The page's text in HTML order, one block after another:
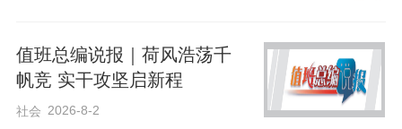
值班总编说报｜荷风浩荡千
帆竞 实干攻坚启新程
社会 2026-8-2